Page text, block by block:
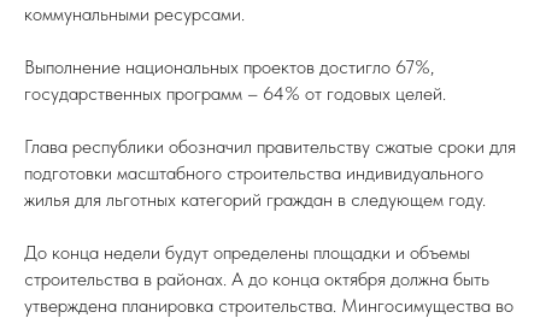
коммунальными ресурсами.
Выполнение национальных проектов достигло 67%,
государственных программ – 64% от годовых целей.
Глава республики обозначил правительству сжатые сроки для
подготовки масштабного строительства индивидуального
жилья для льготных категорий граждан в следующем году.
До конца недели будут определены площадки и объемы
строительства в районах. А до конца октября должна быть
утверждена планировка строительства. Мингосимущества во